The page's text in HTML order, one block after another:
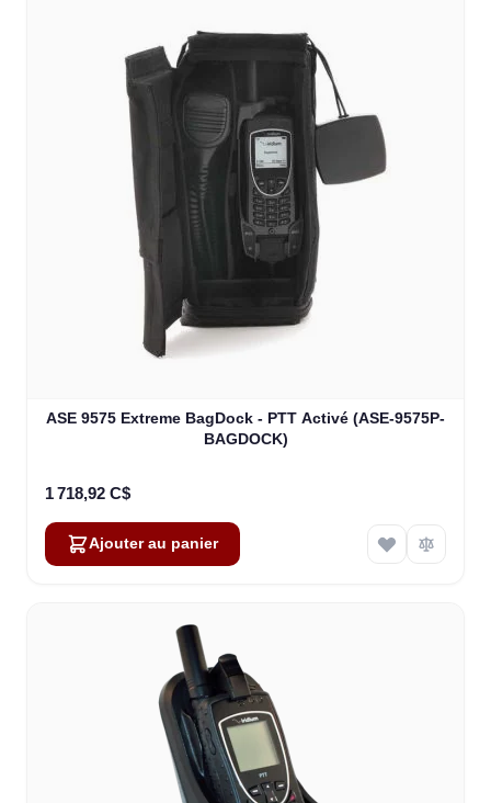
ASE 9575 Extreme BagDock - PTT Activé (ASE-9575P-
BAGDOCK)
1 718,92 C$
Ajouter au panier